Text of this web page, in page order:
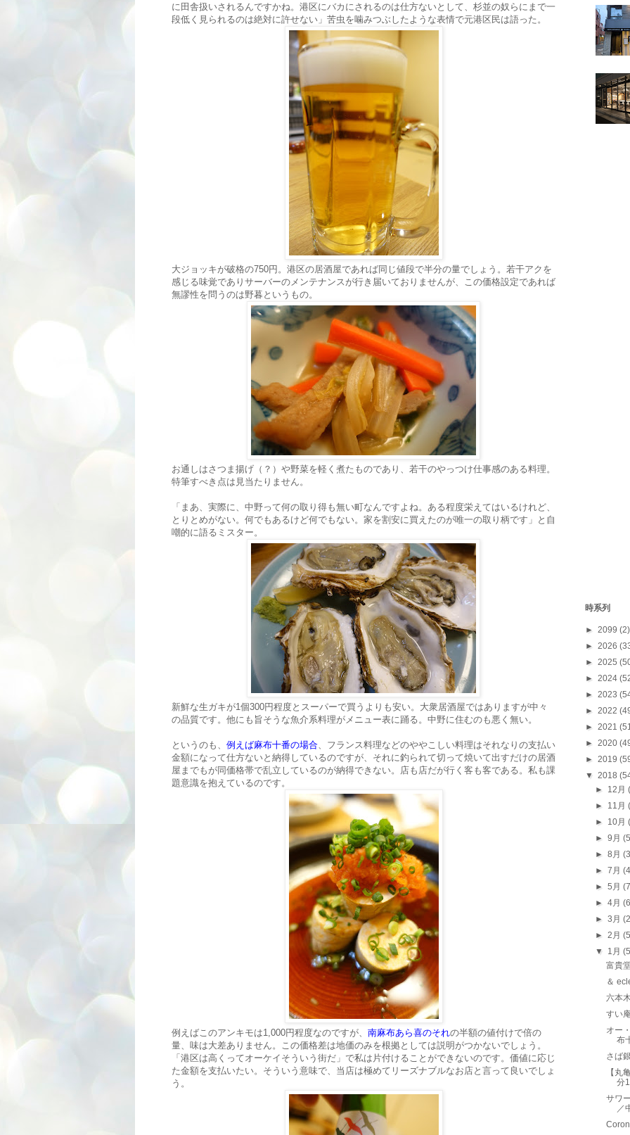
に田舎扱いされるんですかね。港区にバカにされるのは仕方ないとして、杉並の奴らにまで一
段低く見られるのは絶対に許せない」苦虫を噛みつぶしたような表情で元港区民は語った。
大ジョッキが破格の750円。港区の居酒屋であれば同じ値段で半分の量でしょう。若干アクを
感じる味覚でありサーバーのメンテナンスが行き届いておりませんが、この価格設定であれば
無謬性を問うのは野暮というもの。
お通しはさつま揚げ（？）や野菜を軽く煮たものであり、若干のやっつけ仕事感のある料理。
特筆すべき点は見当たりません。
「まあ、実際に、中野って何の取り得も無い町なんですよね。ある程度栄えてはいるけれど、
とりとめがない。何でもあるけど何でもない。家を割安に買えたのが唯一の取り柄です」と自
嘲的に語るミスター。
新鮮な生ガキが1個300円程度とスーパーで買うよりも安い。大衆居酒屋ではありますが中々
の品質です。他にも旨そうな魚介系料理がメニュー表に踊る。中野に住むのも悪く無い。
というのも、 例えば麻布十番の場合 、フランス料理などのややこしい料理はそれなりの支払い
金額になって仕方ないと納得しているのですが、それに釣られて切って焼いて出すだけの居酒
屋までもが同価格帯で乱立しているのが納得できない。店も店だが行く客も客である。私も課
題意識を抱えているのです。
例えばこのアンキモは1,000円程度なのですが、 南麻布あら喜のそれの半額の値付けで倍の
量、味は大差ありません。この価格差は地価のみを根拠としては説明がつかないでしょう。
「港区は高くってオーケイそういう街だ」で私は片付けることができないのです。価値に応じ
た金額を支払いたい。そういう意味で、当店は極めてリーズナブルなお店と言って良いでしょ
う。
時系列
► 2099 (2)
► 2026
► 2025
► 2024
► 2023
► 2022
► 2021
► 2020
► 2019
▼ 2018
► 12月
► 11月
► 10月
►9月
►8月
►7月
►5月
►4月
►3月
►2月
▼ 1月
富貴
＆
六本
すい
オー
布
さば
【丸
分
サワ
／